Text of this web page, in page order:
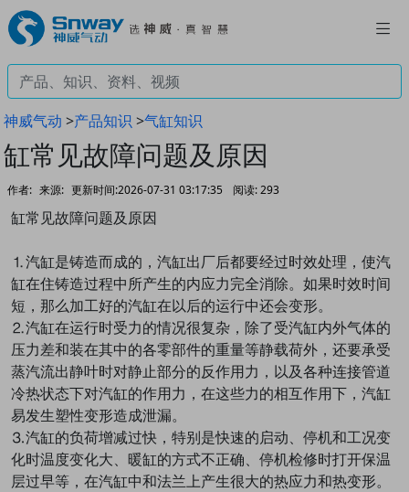
神威气动 >产品知识 >气缸知识
缸常见故障问题及原因
作者: 来源: 更新时间:2026-07-31 03:17:35 阅读:293
缸常见故障问题及原因
⒈汽缸是铸造而成的，汽缸出厂后都要经过时效处理，使汽
缸在住铸造过程中所产生的内应力完全消除。如果时效时间
短，那么加工好的汽缸在以后的运行中还会变形。
⒉汽缸在运行时受力的情况很复杂，除了受汽缸内外气体的
压力差和装在其中的各零部件的重量等静载荷外，还要承受
蒸汽流出静叶时对静止部分的反作用力，以及各种连接管道
冷热状态下对汽缸的作用力，在这些力的相互作用下，汽缸
易发生塑性变形造成泄漏。
⒊汽缸的负荷增减过快，特别是快速的启动、停机和工况变
化时温度变化大、暖缸的方式不正确、停机检修时打开保温
层过早等，在汽缸中和法兰上产生很大的热应力和热变形。